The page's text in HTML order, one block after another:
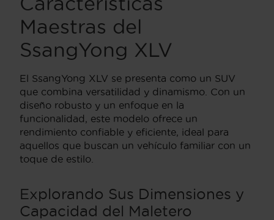
Maestras del
SsangYong XLV
El SsangYong XLV se presenta como un SUV
que combina versatilidad y dinamismo. Con un
diseño robusto y un enfoque en la
funcionalidad, este modelo ofrece un
rendimiento confiable y eficiente, ideal para
aquellos que buscan un vehículo familiar con un
toque de estilo.
Explorando Sus Dimensiones y
Capacidad del Maletero